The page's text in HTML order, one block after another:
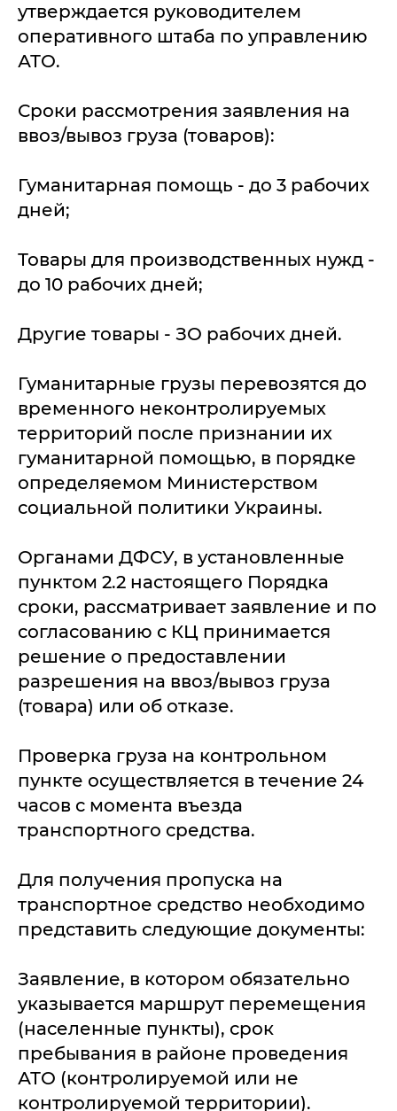
утверждается руководителем
оперативного штаба по управлению
АТО.
Сроки рассмотрения заявления на
ввоз/вывоз груза (товаров):
Гуманитарная помощь - до 3 рабочих
дней;
Товары для производственных нужд -
до 10 рабочих дней;
Другие товары - ЗО рабочих дней.
Гуманитарные грузы перевозятся до
временного неконтролируемых
территорий после признании их
гуманитарной помощью, в порядке
определяемом Министерством
социальной политики Украины.
Органами ДФСУ, в установленные
пунктом 2.2 настоящего Порядка
сроки, рассматривает заявление и по
согласованию с КЦ принимается
решение о предоставлении
разрешения на ввоз/вывоз груза
(товара) или об отказе.
Проверка груза на контрольном
пункте осуществляется в течение 24
часов с момента въезда
транспортного средства.
Для получения пропуска на
транспортное средство необходимо
представить следующие документы:
Заявление, в котором обязательно
указывается маршрут перемещения
(населенные пункты), срок
пребывания в районе проведения
АТО (контролируемой или не
контролируемой территории).